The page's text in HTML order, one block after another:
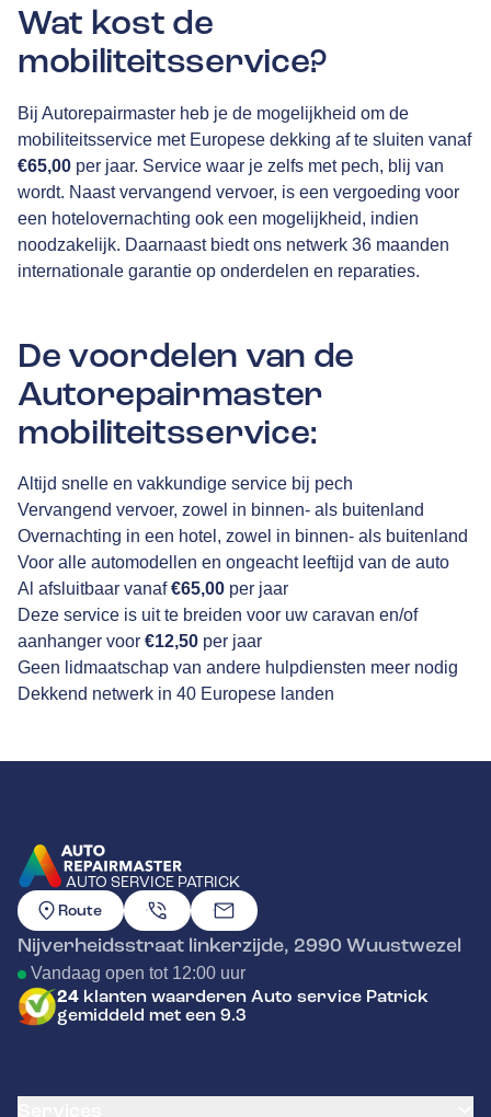
Wat kost de
mobiliteitsservice?
Bij Autorepairmaster heb je de mogelijkheid om de
mobiliteitsservice met Europese dekking af te sluiten vanaf
€65,00 per jaar. Service waar je zelfs met pech, blij van
wordt. Naast vervangend vervoer, is een vergoeding voor
een hotelovernachting ook een mogelijkheid, indien
noodzakelijk. Daarnaast biedt ons netwerk 36 maanden
internationale garantie op onderdelen en reparaties.
De voordelen van de
Autorepairmaster
mobiliteitsservice:
Altijd snelle en vakkundige service bij pech
Vervangend vervoer, zowel in binnen- als buitenland
Overnachting in een hotel, zowel in binnen- als buitenland
Voor alle automodellen en ongeacht leeftijd van de auto
Al afsluitbaar vanaf€65,00 per jaar
Deze service is uit te breiden voor uw caravan en/of
aanhanger voor €12,50 per jaar
Geen lidmaatschap van andere hulpdiensten meer nodig
Dekkend netwerk in 40 Europese landen
AUTO SERVICE PATRICK
GA NAAR DE HOMEPAGINA
Route
Nijverheidsstraat linkerzijde, 2990 Wuustwezel
Vandaag open tot 12:00 uur
24 klanten waarderen Auto service Patrick
gemiddeld met een 9.3